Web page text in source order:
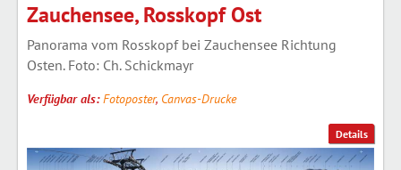
Details
Zauchensee, Rosskopf Ost
Panorama vom Rosskopf bei Zauchensee Richtung
Osten. Foto: Ch. Schickmayr
Verfügbar als:Fotoposter, Canvas-Drucke